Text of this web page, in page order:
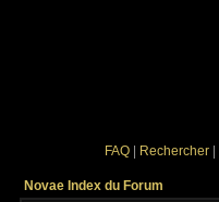
FAQ Rechercher
Novae Index du Forum